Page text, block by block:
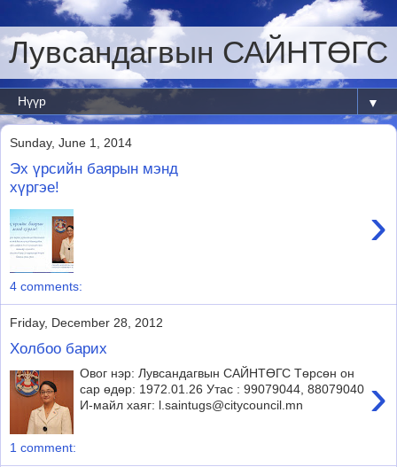
Лувсандагвын САЙНТӨГС
▼
Sunday, June 1, 2014
Эх үрсийн баярын мэнд
хүргэе!
›
4 comments:
Friday, December 28, 2012
Холбоо барих
›
Овог нэр: Лувсандагвын САЙНТӨГС Төрсөн он
сар өдөр: 1972.01.26 Утас : 99079044, 88079040
И-майл хаяг: l.saintugs@citycouncil.mn
1 comment: